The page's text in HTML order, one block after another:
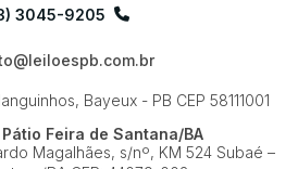
3045-9205
Bayeux - PB CEP 58111001
Pátio Feira de Santana/BA
Magalhães, s/nº, KM 524Subaé –